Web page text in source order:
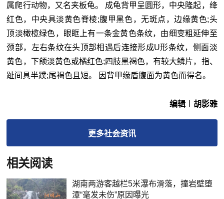
属爬行动物，又名夹板龟。 成龟背甲呈圆形，中央隆起，绛
红色，中央具淡黄色脊棱;腹甲黑色，无斑点，边缘黄色;头
顶淡橄榄绿色，眼眶上有一条金黄色条纹，由细变粗延伸至
颈部，左右条纹在头顶部相遇后连接形成U形条纹，侧面淡
黄色，下颌淡黄色或橘红色;四肢黑褐色，有较大鳞片，指、
趾间具半蹼;尾褐色且短。 因背甲缘盾腹面为黄色而得名。
编辑︱胡影雅
更多社会资讯
相关阅读
湖南两游客越栏5米瀑布滑落，撞岩壁堕
潭“毫发未伤”原因曝光